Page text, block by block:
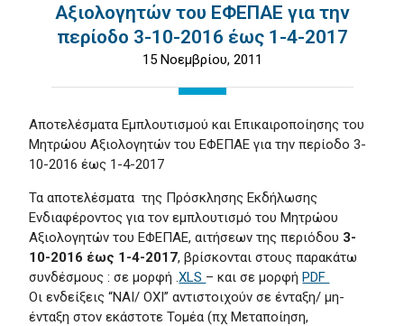
Αξιολογητών του ΕΦΕΠΑΕ για την
περίοδο 3-10-2016 έως 1-4-2017
15 Νοεμβρίου, 2011
Αποτελέσματα Εμπλουτισμού και Επικαιροποίησης του
Μητρώου Αξιολογητών του ΕΦΕΠΑΕ για την περίοδο 3-
10-2016 έως 1-4-2017
Τα αποτελέσματα της Πρόσκλησης Εκδήλωσης
Ενδιαφέροντος για τον εμπλουτισμό του Μητρώου
Αξιολογητών του ΕΦΕΠΑΕ, αιτήσεων της περιόδου 3-
10-2016 έως 1-4-2017, βρίσκονται στους παρακάτω
συνδέσμους : σε μορφή .XLS – και σε μορφήPDF
Οι ενδείξεις “ΝΑΙ/ ΟΧΙ” αντιστοιχούν σε ένταξη/ μη-
ένταξη στον εκάστοτε Τομέα (πχ Μεταποίηση,